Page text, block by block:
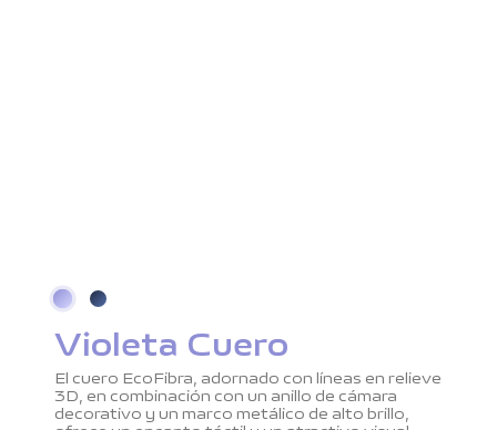
Violeta Cuero
El cuero EcoFibra, adornado con líneas en relieve
3D, en combinación con un anillo de cámara
decorativo y un marco metálico de alto brillo,